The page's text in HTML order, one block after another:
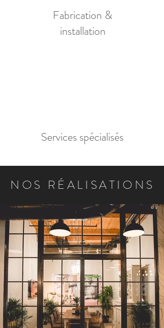
Fabrication &
installation
Services spécialisés
NOS RÉALISATIONS